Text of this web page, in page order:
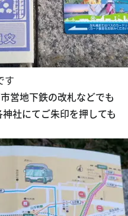
す
営地下鉄の改札などでも
神社にてご朱印を押しても